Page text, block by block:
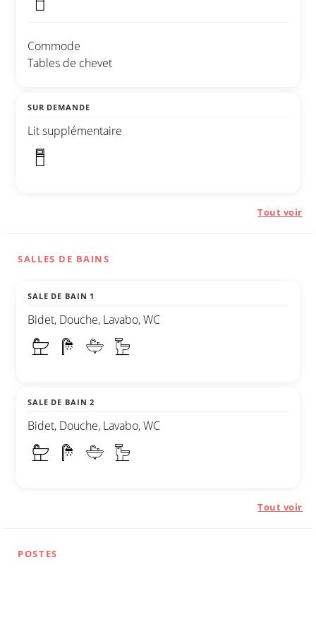
Commode
Tables de chevet
SUR DEMANDE
Lit supplémentaire
Tout voir
SALLES DE BAINS
SALE DE BAIN 1
Bidet, Douche, Lavabo, WC
SALE DE BAIN 2
Bidet, Douche, Lavabo, WC
Tout voir
POSTES